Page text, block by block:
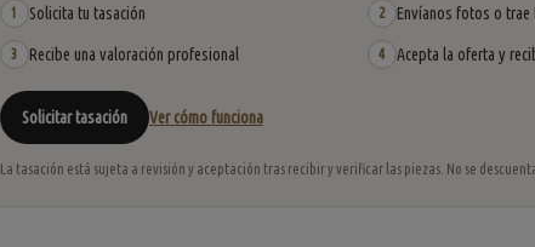
1 Solicita tu tasación 2 Envíanos fotos o trae
3 Recibe una valoración profesional 4 Acepta la oferta y
Solicitar tasación Ver cómo funciona
La tasación está sujeta a revisión y aceptación tras recibir y verificar las piezas. No se